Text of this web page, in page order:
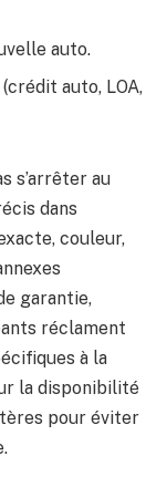
auto.
auto, LOA,
s’arrêter au
dans
couleur,
garantie,
réclament
à la
la disponibilité
pour éviter